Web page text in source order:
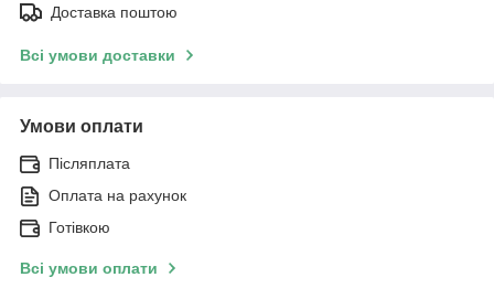
Доставка поштою
Всі умови доставки
Умови оплати
Післяплата
Оплата на рахунок
Готівкою
Всі умови оплати